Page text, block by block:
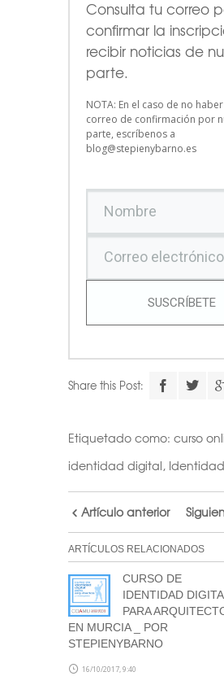
Consulta tu correo
confirmar la
recibir noticias de
parte.
NOTA: En el caso de no
correo de confirmación por
parte, escríbenos a
blog@stepienybarno.es
SUSCRÍBETE
Share this Post:
Etiquetado como: curso
identidad digital,
Artículo anterior
ARTÍCULOS RELACIONADOS
CURSO DE
IDENTIDAD
PARA
EN MURCIA _ POR
STEPIENYBARNO
16/10/2017, 9:40